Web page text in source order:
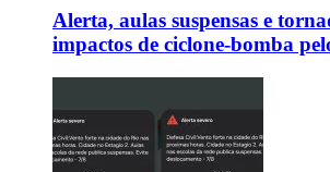
Alerta, aulas suspensas e
impactos de ciclone-bomba